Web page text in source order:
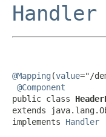
Handler
@Mapping (value="/
@Component
public class
extends
implements Handler